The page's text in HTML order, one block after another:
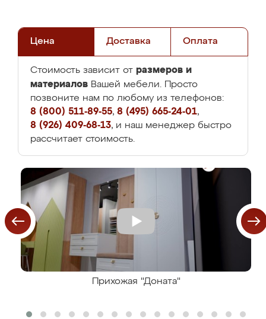
Цена Доставка Оплата
Стоимость зависит от размеров и
материалов Вашей мебели. Просто
позвоните нам по любому из телефонов:
8 (800) 511-89-55, 8 (495) 665-24-01,
8 (926) 409-68-13, и наш менеджер быстро
рассчитает стоимость.
Прихожая "Доната"